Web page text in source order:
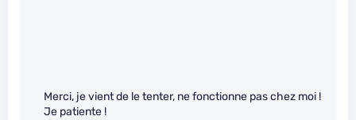
Merci, je vient de le tenter, ne fonctionne pas chez moi !
Je patiente !